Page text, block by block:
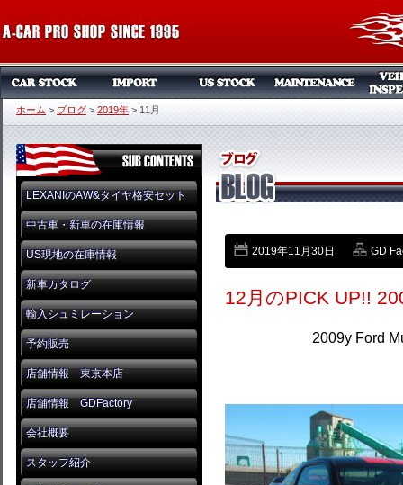
ホーム > ブログ > 2019年 > 11月
LEXANIのAW&タイヤ格安セット
中古車・新車の在庫情報
US現地の在庫情報
新車カタログ
輸入シュミレーション
予約販売
店舗情報 東京本店
店舗情報 GDFactory
会社概要
スタッフ紹介
2019年11月30日 GD
12月のPICK UP!!
2009y Ford